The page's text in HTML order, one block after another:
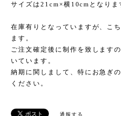
サイズは21cm×横10cmとなりま
在庫有りとなっていますが、こ
ます。
ご注文確定後に制作を致します
いています。
納期に関しまして、特にお急ぎ
ください。
通報する